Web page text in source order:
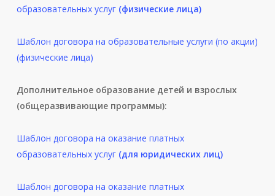
образовательных услуг (физические лица)
Шаблон договора на образовательные услуги (по акции)
(физические лица)
Дополнительное образование детей и взрослых
(общеразвивающие программы):
Шаблон договора на оказание платных
образовательных услуг (для юридических лиц)
Шаблон договора на оказание платных